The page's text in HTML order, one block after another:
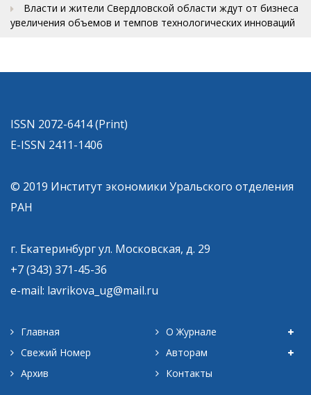
Власти и жители Свердловской области ждут от бизнеса
увеличения объемов и темпов технологических инноваций
ISSN 2072-6414 (Print)
E-ISSN 2411-1406
© 2019 Институт экономики Уральского отделения
РАН
г. Екатеринбург ул. Московская, д. 29
+7 (343) 371-45-36
e-mail: lavrikova_ug@mail.ru
Главная
О Журнале
Свежий Номер
Авторам
Архив
Контакты